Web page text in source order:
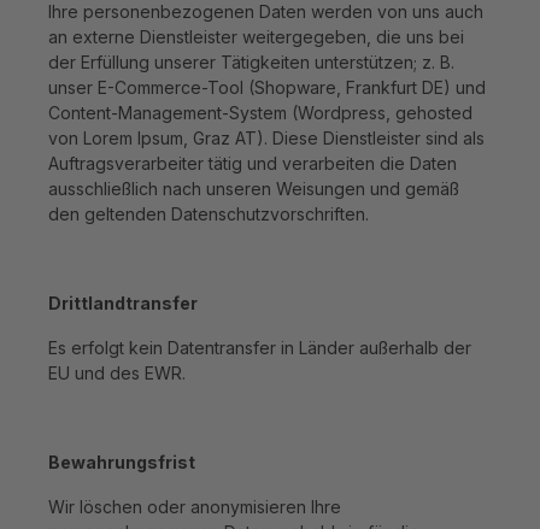
Ihre personenbezogenen Daten werden von uns auch
an externe Dienstleister weitergegeben, die uns bei
der Erfüllung unserer Tätigkeiten unterstützen; z. B.
unser E-Commerce-Tool (Shopware, Frankfurt DE) und
Content-Management-System (Wordpress, gehosted
von Lorem Ipsum, Graz AT). Diese Dienstleister sind als
Auftragsverarbeiter tätig und verarbeiten die Daten
ausschließlich nach unseren Weisungen und gemäß
den geltenden Datenschutzvorschriften.
Drittlandtransfer
Es erfolgt kein Datentransfer in Länder außerhalb der
EU und des EWR.
Bewahrungsfrist
Wir löschen oder anonymisieren Ihre